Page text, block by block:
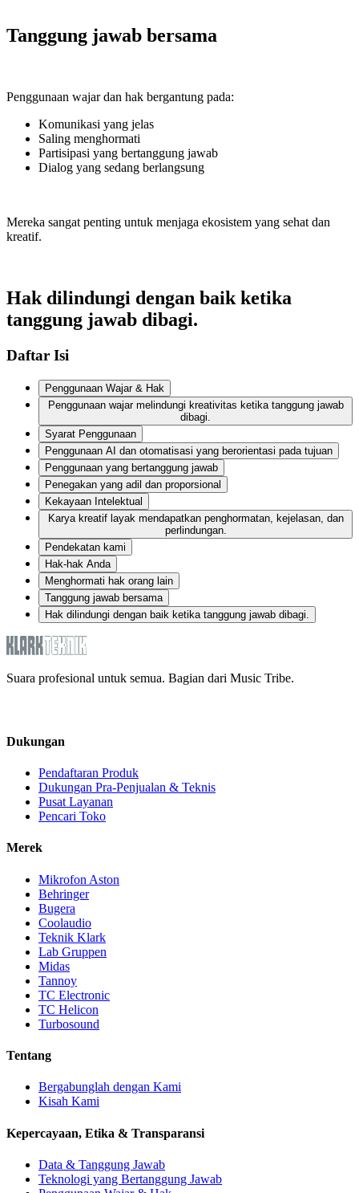
Tanggung jawab bersama
Penggunaan wajar dan hak bergantung pada:
Komunikasi yang jelas
Saling menghormati
Partisipasi yang bertanggung jawab
Dialog yang sedang berlangsung
Mereka sangat penting untuk menjaga ekosistem yang sehat dan
kreatif.
Hak dilindungi dengan baik ketika
tanggung jawab dibagi.
Daftar Isi
Penggunaan Wajar & Hak
Penggunaan wajar melindungi kreativitas ketika tanggung jawab
dibagi.
Syarat Penggunaan
Penggunaan AI dan otomatisasi yang berorientasi pada tujuan
Penggunaan yang bertanggung jawab
Penegakan yang adil dan proporsional
Kekayaan Intelektual
Karya kreatif layak mendapatkan penghormatan, kejelasan, dan
perlindungan.
Pendekatan kami
Hak-hak Anda
Menghormati hak orang lain
Tanggung jawab bersama
Hak dilindungi dengan baik ketika tanggung jawab dibagi.
Suara profesional untuk semua. Bagian dari Music Tribe.
Dukungan
Pendaftaran Produk
Dukungan Pra-Penjualan & Teknis
Pusat Layanan
Pencari Toko
Merek
Mikrofon Aston
Behringer
Bugera
Coolaudio
Teknik Klark
Lab Gruppen
Midas
Tannoy
TC Electronic
TC Helicon
Turbosound
Tentang
Bergabunglah dengan Kami
Kisah Kami
Kepercayaan, Etika & Transparansi
Data & Tanggung Jawab
Teknologi yang Bertanggung Jawab